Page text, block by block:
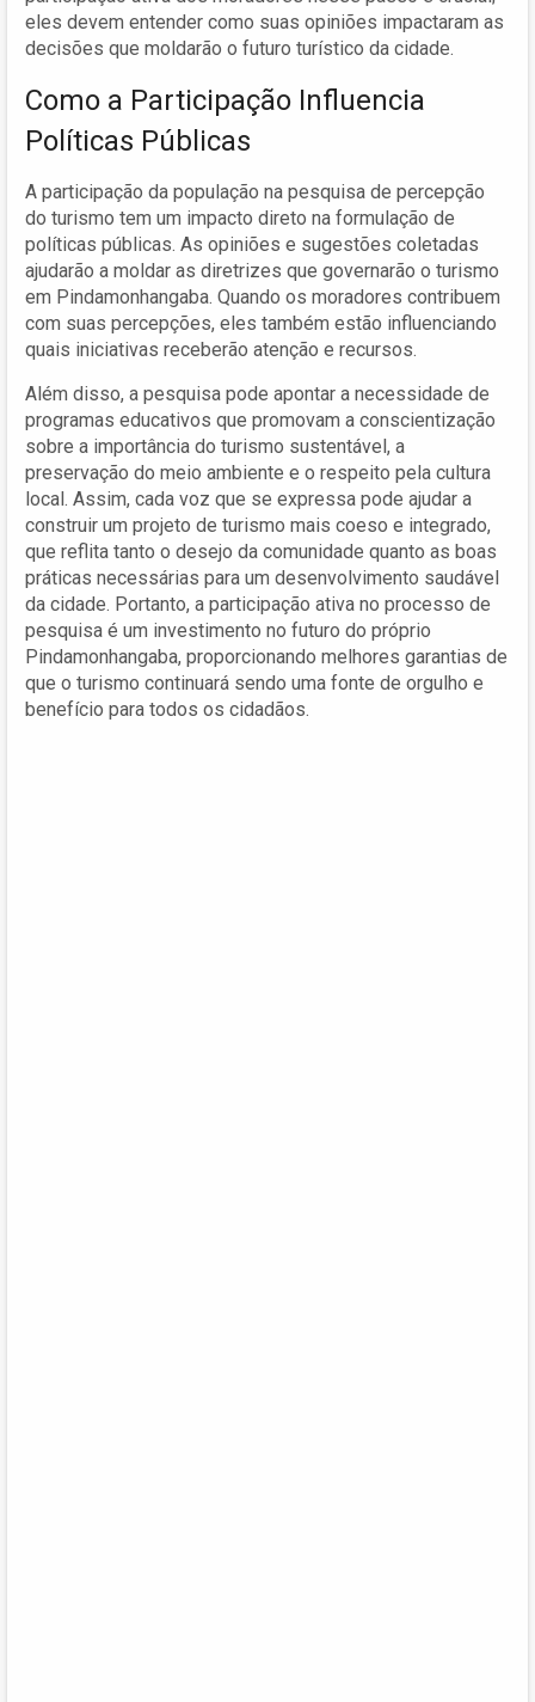
eles devem entender como suas opiniões impactaram as
decisões que moldarão o futuro turístico da cidade.
Como a Participação Influencia
Políticas Públicas
A participação da população na pesquisa de percepção
do turismo tem um impacto direto na formulação de
políticas públicas. As opiniões e sugestões coletadas
ajudarão a moldar as diretrizes que governarão o turismo
em Pindamonhangaba. Quando os moradores contribuem
com suas percepções, eles também estão influenciando
quais iniciativas receberão atenção e recursos.
Além disso, a pesquisa pode apontar a necessidade de
programas educativos que promovam a conscientização
sobre a importância do turismo sustentável, a
preservação do meio ambiente e o respeito pela cultura
local. Assim, cada voz que se expressa pode ajudar a
construir um projeto de turismo mais coeso e integrado,
que reflita tanto o desejo da comunidade quanto as boas
práticas necessárias para um desenvolvimento saudável
da cidade. Portanto, a participação ativa no processo de
pesquisa é um investimento no futuro do próprio
Pindamonhangaba, proporcionando melhores garantias de
que o turismo continuará sendo uma fonte de orgulho e
benefício para todos os cidadãos.